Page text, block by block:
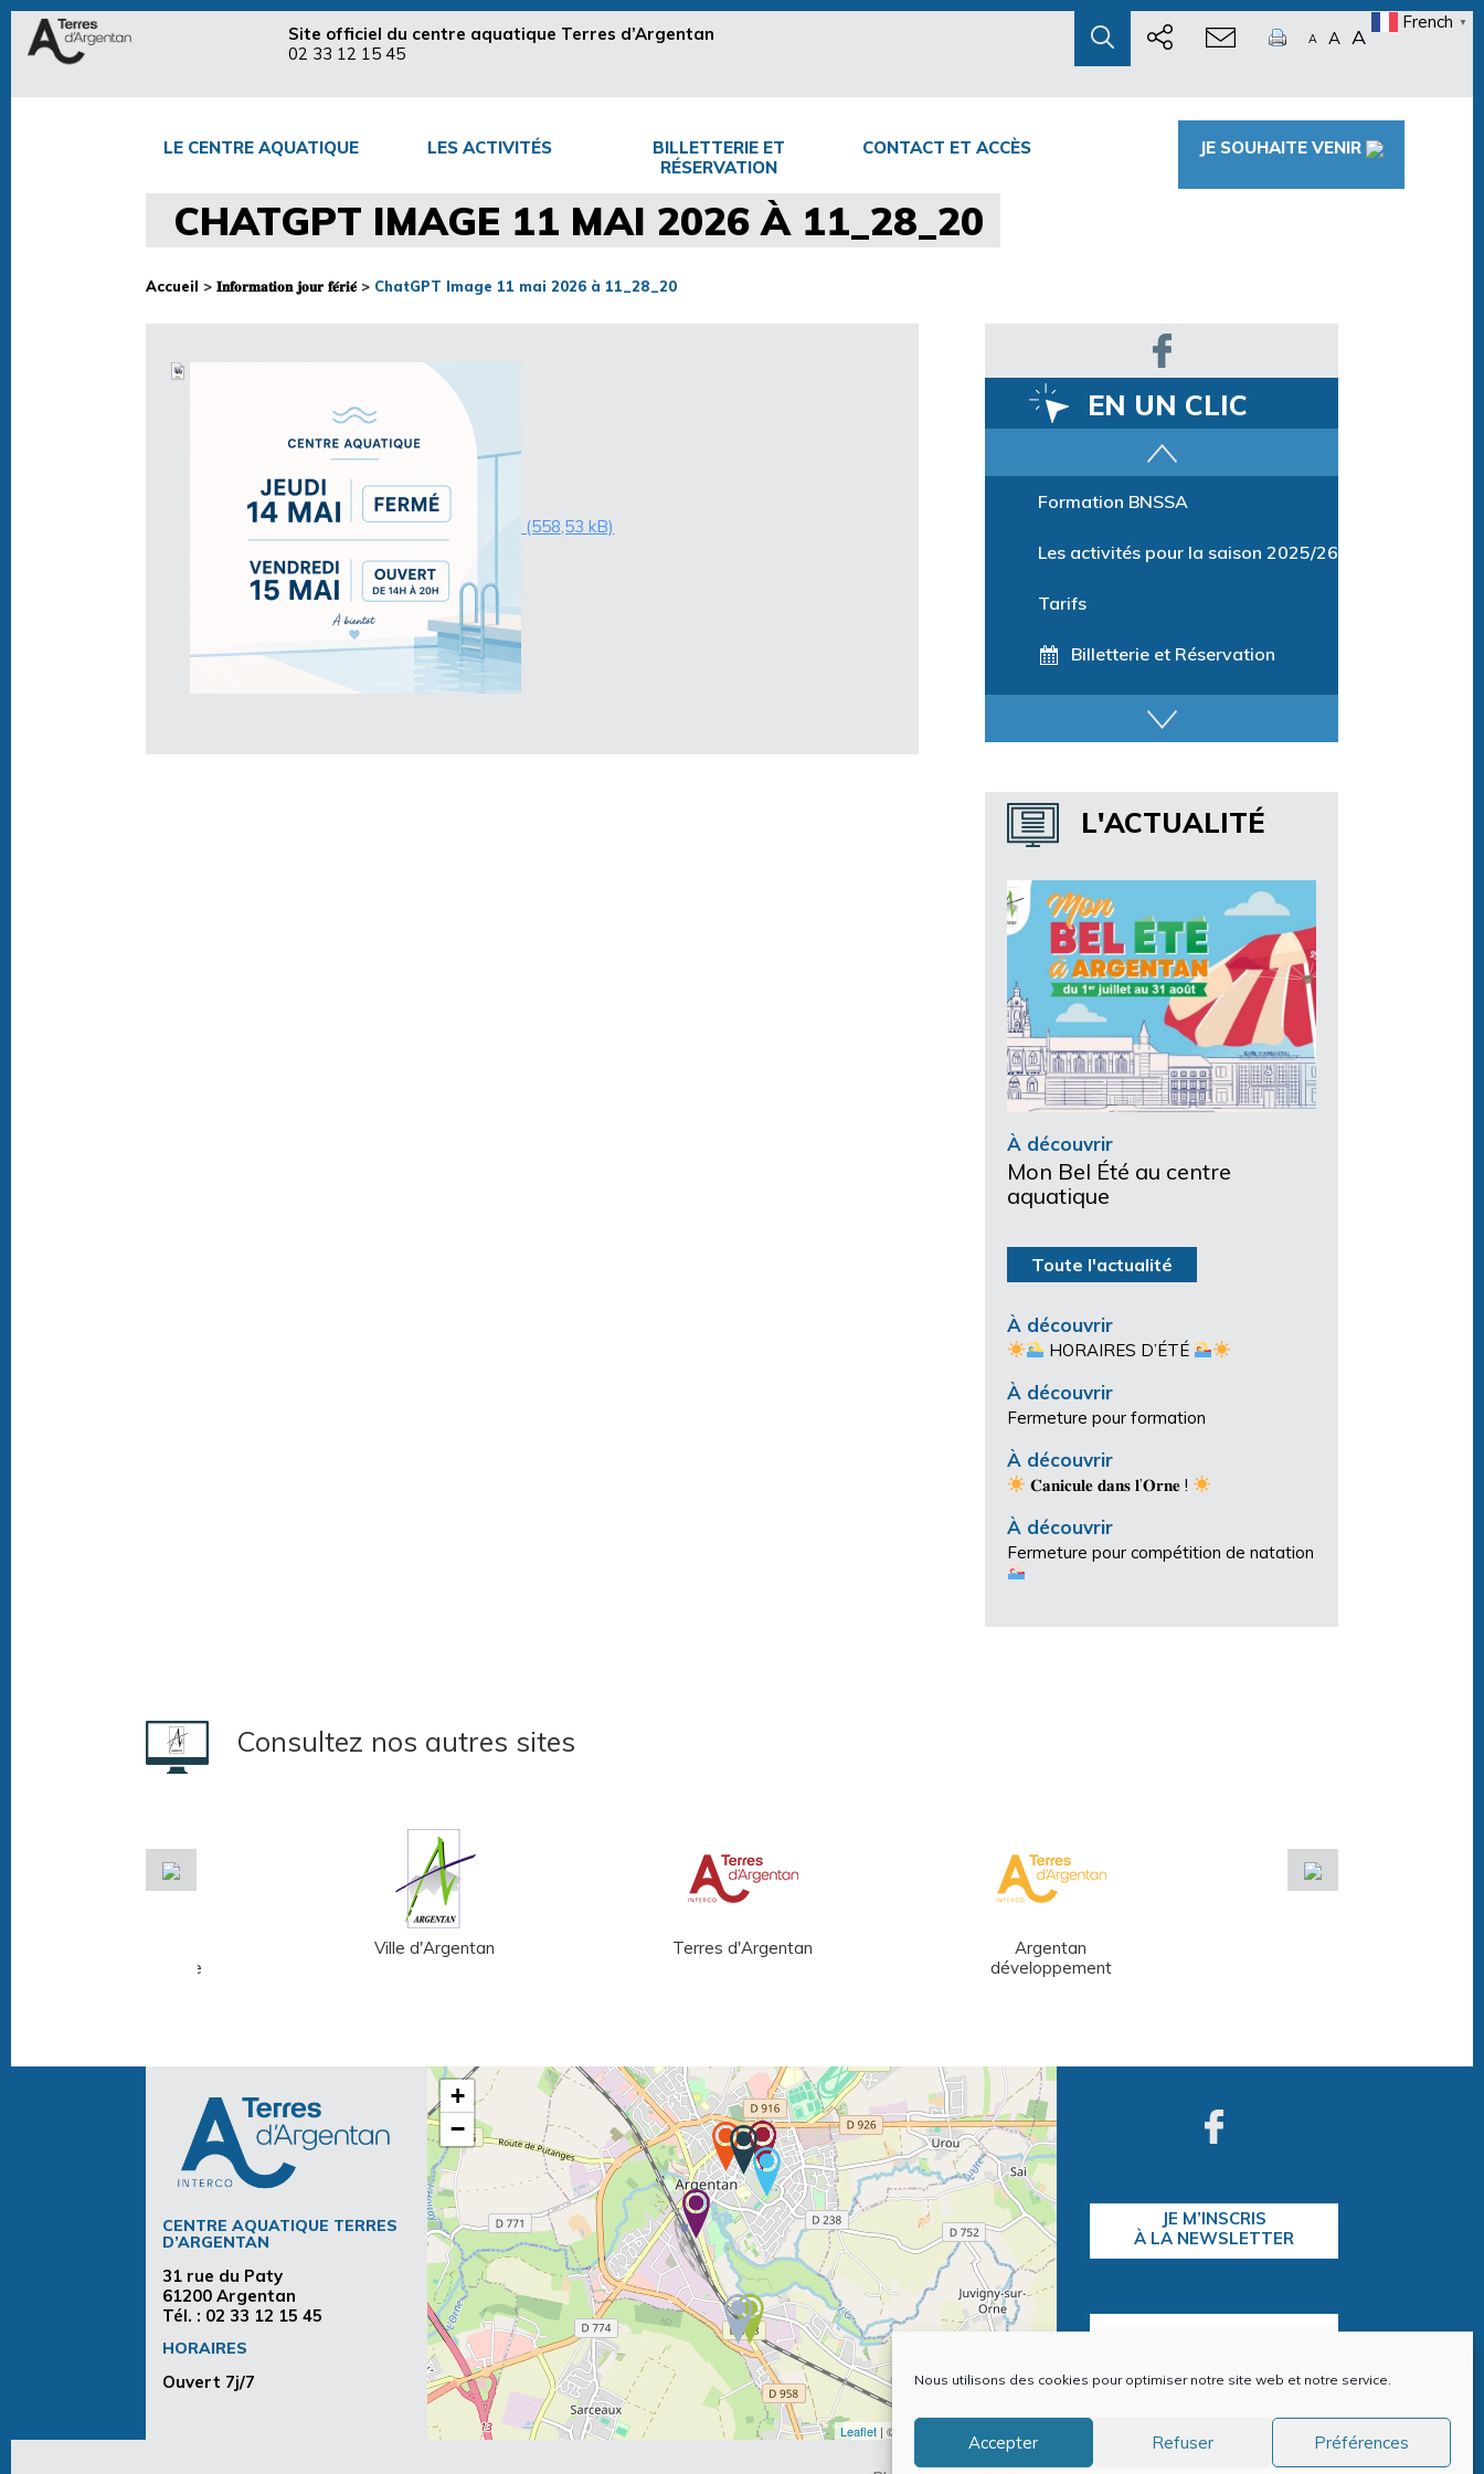
Nous utilisons des cookies pour optimiser notre site web et notre service.
Accepter Refuser Préférences
Site officiel du centre aquatique Terres d’Argentan
02 33 12 15 45
A A A
French ▼
LE CENTRE AQUATIQUE LES ACTIVITÉS
BILLETTERIE ET
RÉSERVATION
CONTACT ET ACCÈS JE SOUHAITE VENIR
CHATGPT IMAGE 11 MAI 2026 À 11_28_20
Accueil > 𝐈𝐧𝐟𝐨𝐫𝐦𝐚𝐭𝐢𝐨𝐧 𝐣𝐨𝐮𝐫 𝐟𝐞́𝐫𝐢𝐞́> ChatGPT Image 11 mai 2026 à 11_28_20
EN UN CLIC
Parcours training
Horaires espace détente
L'ACTUALITÉ
À découvrir
Mon Bel Été au centre
aquatique
Toute l'actualité
À découvrir
HORAIRES D’ÉTÉ
À découvrir
Fermeture pour formation
À découvrir
𝐂𝐚𝐧𝐢𝐜𝐮𝐥𝐞 𝐝𝐚𝐧𝐬 𝐥’𝐎𝐫𝐧𝐞 !
À découvrir
Fermeture pour compétition de natation
Consultez nos autres sites
Léger - André Mare
Ville d'Argentan Terres d'Argentan
Argentan
développement
CENTRE AQUATIQUE TERRES
D’ARGENTAN
31 rue du Paty
61200 Argentan
Tél. : 02 33 12 15 45
HORAIRES
Ouvert 7j/7
+
−
Leaflet| ©
JE M’INSCRIS
À LA NEWSLETTER